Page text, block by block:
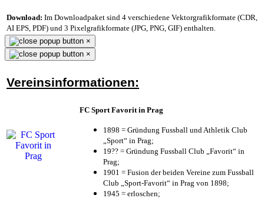
Download: Im Downloadpaket sind 4 verschiedene Vektorgrafikformate (CDR,
AI EPS, PDF) und 3 Pixelgrafikformate (JPG, PNG, GIF) enthalten.
×
×
Vereinsinformationen:
FC Sport Favorit in Prag
1898 = Gründung Fussball und Athletik Club
„Sport“ in Prag;
19?? = Gründung Fussball Club „Favorit“ in
Prag;
1901 = Fusion der beiden Vereine zum Fussball
Club „Sport-Favorit“ in Prag von 1898;
1945 = erloschen;